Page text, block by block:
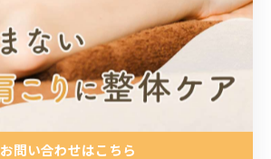
姿勢
肩こり
スポーツ
お問い合わせはこちら